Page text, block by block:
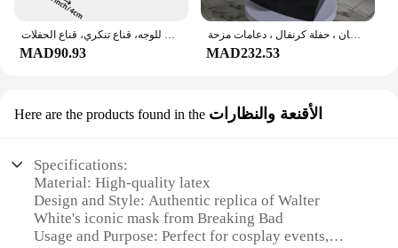
أقنعة مايكل مايرز الرئيسية للهالوين للرجال من اللاتكس لعيد الميلاد، رمادي وأبيض، غطاء رأس للوجه، قناع تنكري، قناع الحفلات
MAD90.93
مايكل مايرز كيلر قناع لاتكس أبيض ، هالوين تأثيري ، رعب ، دموي ، غطاء رأس شيطان ، حفلة كرنفال ، دعامات مزحة
MAD232.53
Here are the products found in the الأقنعة والنظارات
Specifications:
Material: High-quality latex
Design and Style: Authentic replica of Walter
White's iconic mask from Breaking Bad
Usage and Purpose: Perfect for cosplay events,